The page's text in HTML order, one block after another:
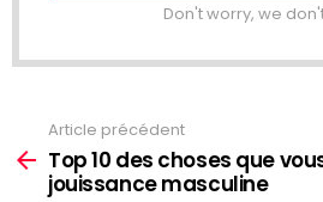
Don't worry, we
more
Article précédent
Top 10 des choses que
jouissance masculine